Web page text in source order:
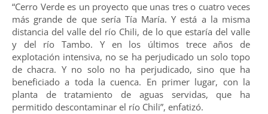
“Cerro Verde es un proyecto que unas tres o cuatro veces
más grande de que sería Tía María. Y está a la misma
distancia del valle del río Chili, de lo que estaría del valle
y del río Tambo. Y en los últimos trece años de
explotación intensiva, no se ha perjudicado un solo topo
de chacra. Y no solo no ha perjudicado, sino que ha
beneficiado a toda la cuenca. En primer lugar, con la
planta de tratamiento de aguas servidas, que ha
permitido descontaminar el río Chili”, enfatizó.